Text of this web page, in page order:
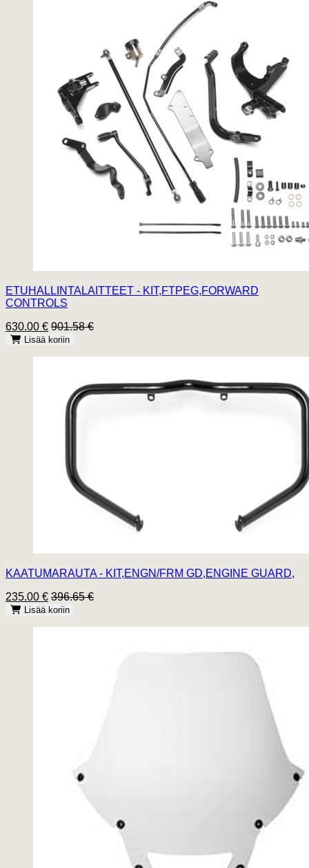
ETUHALLINTALAITTEET - KIT,FTPEG,FORWARD
CONTROLS
630.00 € 901.58 €
Lisää koriin
KAATUMARAUTA - KIT,ENGN/FRM GD,ENGINE GUARD,
235.00 € 396.65 €
Lisää koriin